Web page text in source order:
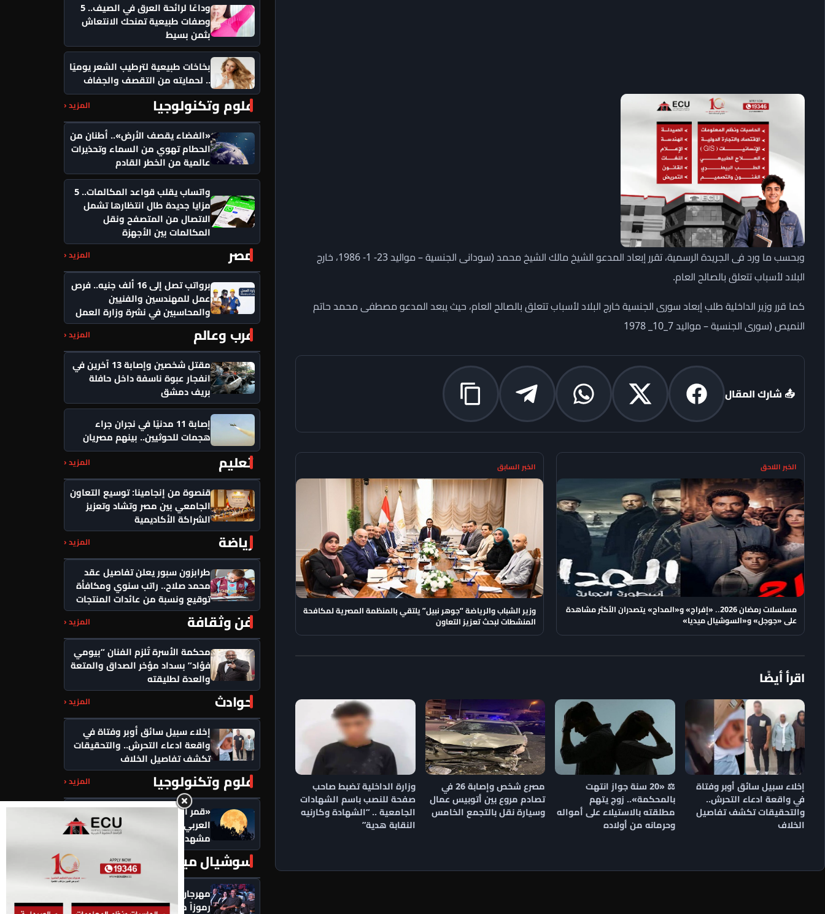
وبحسب ما ورد فى الجريدة الرسمية، تقرر إبعاد المدعو الشيخ مالك الشيخ محمد (سودانى الجنسية – مواليد 23- 1- 1986، خارج
البلاد لأسباب تتعلق بالصالح العام.
كما قرر وزير الداخلية طلب إبعاد سورى الجنسية خارج البلاد لأسباب تتعلق بالصالح العام، حيث يبعد المدعو مصطفى محمد حاتم
النميص (سورى الجنسية – مواليد 7_10_ 1978
📤 شارك المقال
الخبر اللاحق
مسلسلات رمضان 2026.. «إفراج» و«المداح» يتصدران الأكثر مشاهدة
على «جوجل» و«السوشيال ميديا»
الخبر السابق
وزير الشباب والرياضة “جوهر نبيل” يلتقي بالمنظمة المصرية لمكافحة
المنشطات لبحث تعزيز التعاون
اقرأ أيضًا
إخلاء سبيل سائق أوبر وفتاة
في واقعة ادعاء التحرش..
والتحقيقات تكشف تفاصيل
الخلاف
⚖️ «20 سنة جواز انتهت
بالمحكمة».. زوج يتهم
مطلقته بالاستيلاء على أمواله
وحرمانه من أولاده
مصرع شخص وإصابة 26 في
تصادم مروع بين أتوبيس عمال
وسيارة نقل بالتجمع الخامس
وزارة الداخلية تضبط صاحب
صفحة للنصب باسم الشهادات
الجامعية .. “الشهادة وكارنيه
النقابة هدية”
وداعًا لرائحة العرق في الصيف.. 5
وصفات طبيعية تمنحك الانتعاش
بثمن بسيط
بخاخات طبيعية لترطيب الشعر يوميًا
.. لحمايته من التقصف والجفاف
علوم وتكنولوجيا المزيد ‹
«الفضاء يقصف الأرض».. أطنان من
الحطام تهوي من السماء وتحذيرات
عالمية من الخطر القادم
واتساب يقلب قواعد المكالمات.. 5
مزايا جديدة طال انتظارها تشمل
الاتصال من المتصفح ونقل
المكالمات بين الأجهزة
مصر المزيد ‹
برواتب تصل إلى 16 ألف جنيه.. فرص
عمل للمهندسين والفنيين
والمحاسبين في نشرة وزارة العمل
عرب وعالم المزيد ‹
مقتل شخصين وإصابة 13 آخرين في
انفجار عبوة ناسفة داخل حافلة
بريف دمشق
إصابة 11 مدنيًا في نجران جراء
هجمات للحوثيين.. بينهم مصريان
تعليم المزيد ‹
قنصوة من إنجامينا: توسيع التعاون
الجامعي بين مصر وتشاد وتعزيز
الشراكة الأكاديمية
رياضة المزيد ‹
طرابزون سبور يعلن تفاصيل عقد
محمد صلاح.. راتب سنوي ومكافأة
توقيع ونسبة من عائدات المنتجات
فن وثقافة المزيد ‹
محكمة الأسرة تُلزم الفنان “بيومي
فؤاد” بسداد مؤخر الصداق والمتعة
والعدة لطليقته
حوادث المزيد ‹
إخلاء سبيل سائق أوبر وفتاة في
واقعة ادعاء التحرش.. والتحقيقات
تكشف تفاصيل الخلاف
علوم وتكنولوجيا المزيد ‹
«قمر الرطب» يزين سماء الوطن
العربي اليوم.. بدر صفر يكتمل في
مشهد فلكي يخطف الأنظار
سوشيال ميديا المزيد ‹
مهرجان سيمفوني للفنون يكرم
رموزاً مؤثرة ويدعو لتعزيز السلام